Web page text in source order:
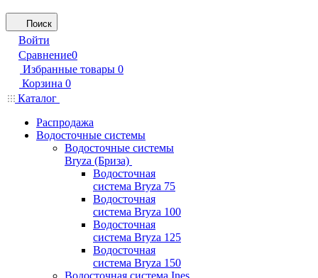
Поиск
Войти
Сравнение0
Избранные товары 0
Корзина 0
Каталог
Распродажа
Водосточные системы
Водосточные системы
Bryza (Бриза)
Водосточная
система Bryza 75
Водосточная
система Bryza 100
Водосточная
система Bryza 125
Водосточная
система Bryza 150
Водосточная система Ines